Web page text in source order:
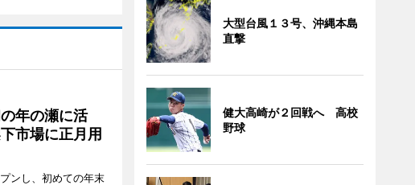
年の瀬に活
市場に正月用
ンし、初めての年末
大型台風１３号、沖縄本島
直撃
健大高崎が２回戦へ 高校
野球